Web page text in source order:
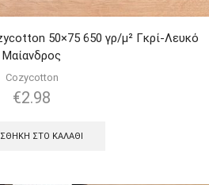
50×75 650 γρ/μ² Γκρί-Λευκό
Μαίανδρος
Cozycotton
€2.98
ΣΤΟ ΚΑΛΆΘΙ